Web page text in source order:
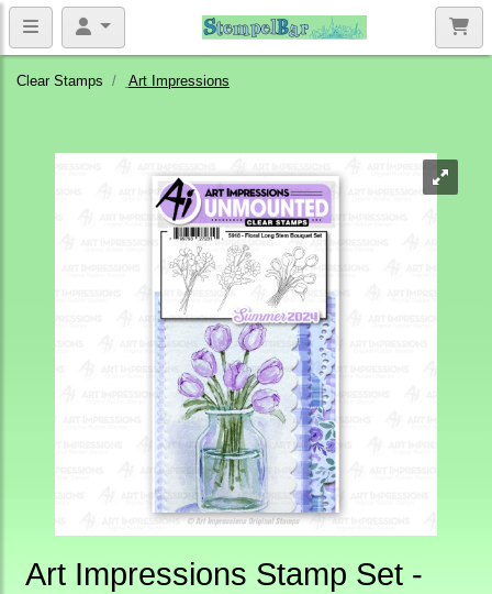
Clear Stamps Art Impressions
Art Impressions Stamp Set -